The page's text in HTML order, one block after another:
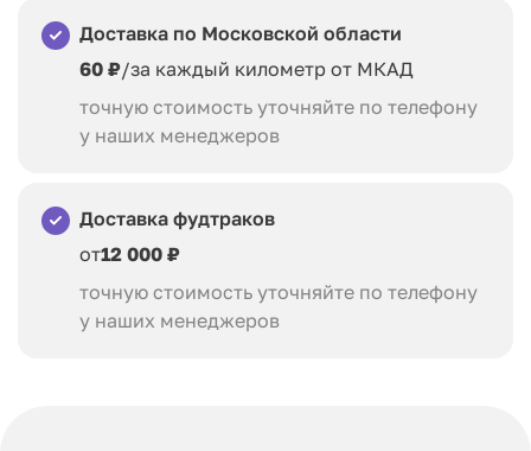
Доставка по Московской области
60 ₽/за каждый километр от МКАД
точную стоимость уточняйте по телефону
у наших менеджеров
Доставка фудтраков
от12 000 ₽
точную стоимость уточняйте по телефону
у наших менеджеров